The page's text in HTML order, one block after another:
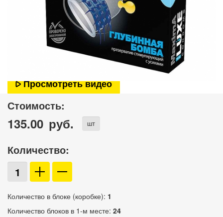
Просмотреть видео
Стоимость:
135.00 руб. шт
Количество:
Количество в блоке (коробке): 1
Количество блоков в 1-м месте: 24